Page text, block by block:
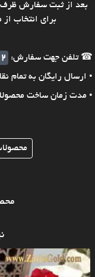
بعد از ثبت سفارش
برای انتخاب
☎ تلفن جهت سفارش:
• ارسال رایگان به تمام
• مدت زمان ساخت محصولات 24 الی 72 ساعت